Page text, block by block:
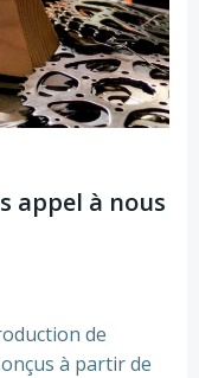
appel à nous
de
à partir de